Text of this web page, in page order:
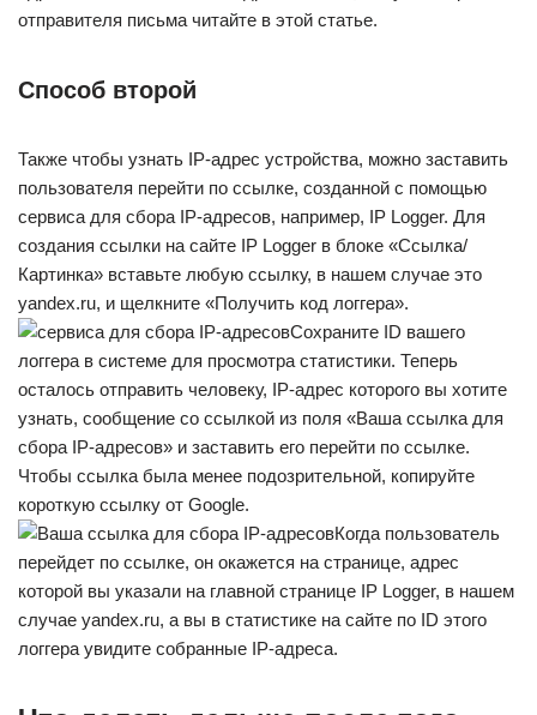
отправителя письма читайте в этой статье.
Способ второй
Также чтобы узнать IP-адрес устройства, можно заставить
пользователя перейти по ссылке, созданной с помощью
сервиса для сбора IP-адресов, например, IP Logger. Для
создания ссылки на сайте IP Logger в блоке «Ссылка/
Картинка» вставьте любую ссылку, в нашем случае это
yandex.ru, и щелкните «Получить код логгера».
Сохраните ID вашего
логгера в системе для просмотра статистики. Теперь
осталось отправить человеку, IP-адрес которого вы хотите
узнать, сообщение со ссылкой из поля «Ваша ссылка для
сбора IP-адресов» и заставить его перейти по ссылке.
Чтобы ссылка была менее подозрительной, копируйте
короткую ссылку от Google.
Когда пользователь
перейдет по ссылке, он окажется на странице, адрес
которой вы указали на главной странице IP Logger, в нашем
случае yandex.ru, а вы в статистике на сайте по ID этого
логгера увидите собранные IP-адреса.